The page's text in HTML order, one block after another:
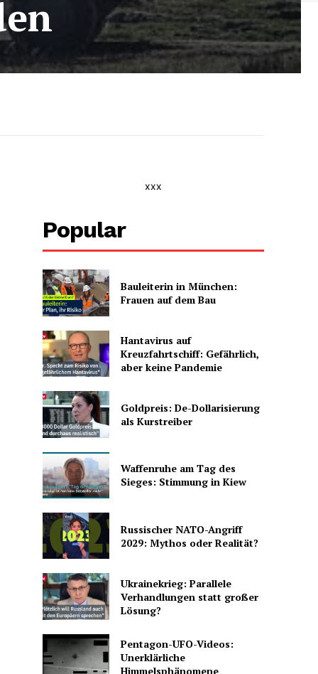
xxx
Popular
Bauleiterin in München:
Frauen auf dem Bau
Hantavirus auf
Kreuzfahrtschiff: Gefährlich,
aber keine Pandemie
Goldpreis: De-Dollarisierung
als Kurstreiber
Waffenruhe am Tag des
Sieges: Stimmung in Kiew
Russischer NATO-Angriff
2029: Mythos oder Realität?
Ukrainekrieg: Parallele
Verhandlungen statt großer
Lösung?
Pentagon-UFO-Videos:
Unerklärliche
Himmelsphänomene